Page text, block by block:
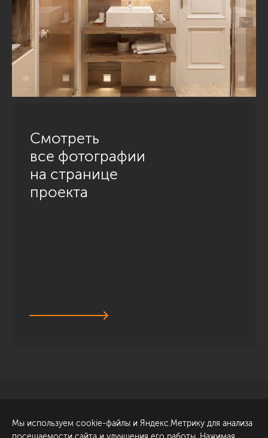
Смотреть
все фотографии
на странице
проекта
Обсудить проект
ул. Академика Павлова, 6
Мы используем cookie-файлы и Яндекс.Метрику для анализа